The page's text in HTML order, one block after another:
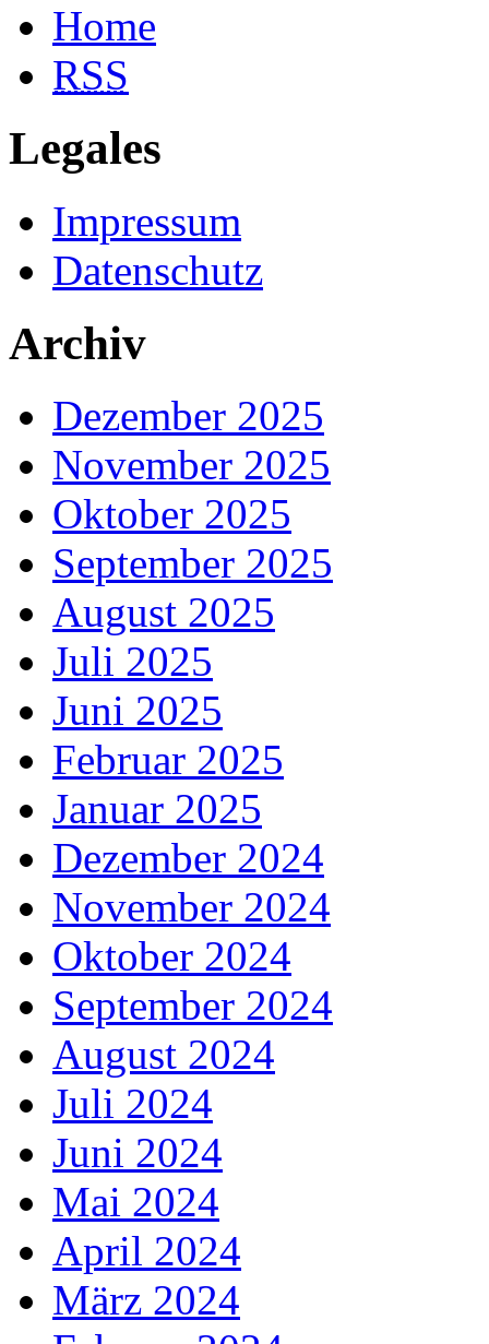
Home
RSS
Legales
Impressum
Datenschutz
Archiv
Dezember 2025
November 2025
Oktober 2025
September 2025
August 2025
Juli 2025
Juni 2025
Februar 2025
Januar 2025
Dezember 2024
November 2024
Oktober 2024
September 2024
August 2024
Juli 2024
Juni 2024
Mai 2024
April 2024
März 2024